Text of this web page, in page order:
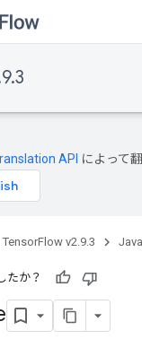
API によって
TensorFlow v2.9.3 Java
たか？